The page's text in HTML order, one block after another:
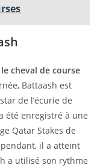
le cheval de course
Battaash est
de l’écurie de
été enregistré à une
Qatar Stakes de
il a atteint
a utilisé son rythme